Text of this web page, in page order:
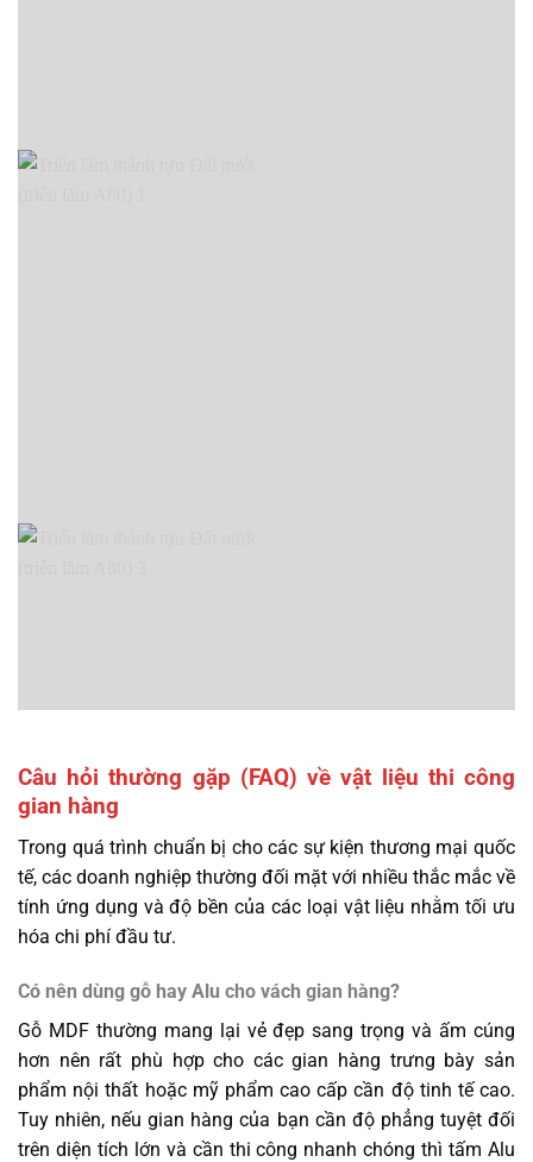
Câu hỏi thường gặp (FAQ) về vật liệu thi công
gian hàng
Trong quá trình chuẩn bị cho các sự kiện thương mại quốc
tế, các doanh nghiệp thường đối mặt với nhiều thắc mắc về
tính ứng dụng và độ bền của các loại vật liệu nhằm tối ưu
hóa chi phí đầu tư.
Có nên dùng gỗ hay Alu cho vách gian hàng?
Gỗ MDF thường mang lại vẻ đẹp sang trọng và ấm cúng
hơn nên rất phù hợp cho các gian hàng trưng bày sản
phẩm nội thất hoặc mỹ phẩm cao cấp cần độ tinh tế cao.
Tuy nhiên, nếu gian hàng của bạn cần độ phẳng tuyệt đối
trên diện tích lớn và cần thi công nhanh chóng thì tấm Alu